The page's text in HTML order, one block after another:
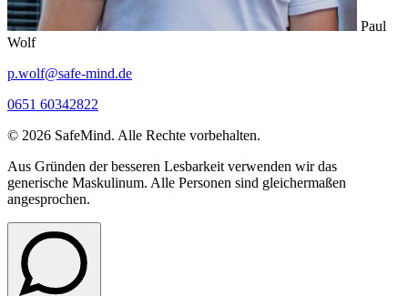
Paul
Wolf
p.wolf@safe-mind.de
0651 60342822
© 2026 SafeMind. Alle Rechte vorbehalten.
Aus Gründen der besseren Lesbarkeit verwenden wir das
generische Maskulinum. Alle Personen sind gleichermaßen
angesprochen.